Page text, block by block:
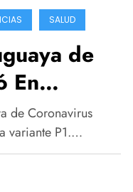
SALUD
de
En
en el
de Coronavirus
variante P1.…